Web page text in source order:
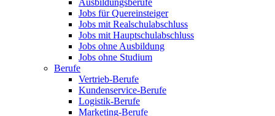
Ausbildungsberufe
Jobs für Quereinsteiger
Jobs mit Realschulabschluss
Jobs mit Hauptschulabschluss
Jobs ohne Ausbildung
Jobs ohne Studium
Berufe
Vertrieb-Berufe
Kundenservice-Berufe
Logistik-Berufe
Marketing-Berufe